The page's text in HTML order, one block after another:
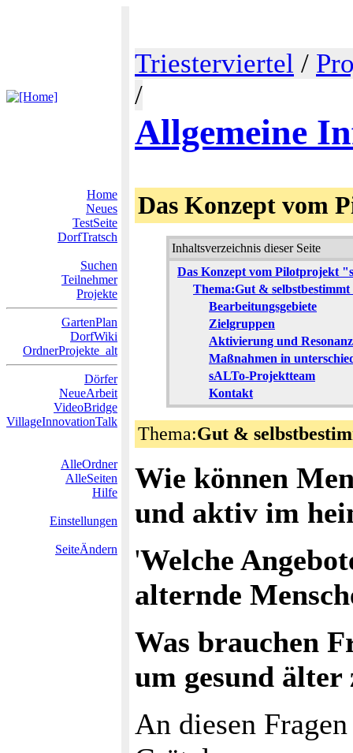
Triesterviertel /
/
Allgemeine
Home
Neues
TestSeite
DorfTratsch
Suchen
Teilnehmer
Projekte
GartenPlan
DorfWiki
OrdnerProjekte_alt
Dörfer
NeueArbeit
VideoBridge
VillageInnovationTalk
AlleOrdner
AlleSeiten
Hilfe
Einstellungen
SeiteÄndern
Das Konzept vom
Inhaltsverzeichnis dieser Seite
Das Konzept vom Pilotprojekt
Thema:Gut &
Bearbeitungsgebiete
Zielgruppen
Aktivierung und Resonanz
Maßnahmen in
sALTo-Projektteam
Kontakt
Thema:Gut &
Wie können
und aktiv im
'Welche
alternde
Was brauchen
um gesund
An diesen